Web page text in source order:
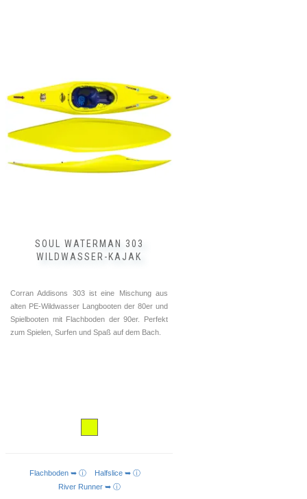
SOUL WATERMAN 303
WILDWASSER-KAJAK
Corran Addisons 303 ist eine Mischung aus
alten PE-Wildwasser Langbooten der 80er und
Spielbooten mit Flachboden der 90er. Perfekt
zum Spielen, Surfen und Spaß auf dem Bach.
WEITERLESEN
Flachboden ➥ ⓘ Halfslice ➥ ⓘ
River Runner ➥ ⓘ